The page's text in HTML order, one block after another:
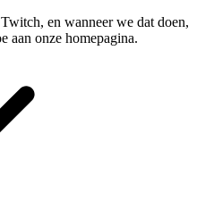
en wanneer we dat doen,
aan onze homepagina.